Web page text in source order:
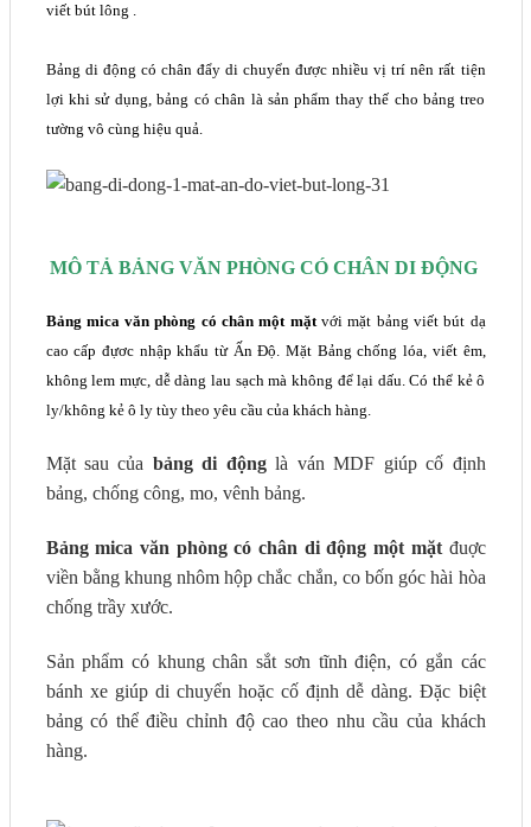
viết bút lông .
Bảng di động có chân đẩy di chuyển được nhiều vị trí nên rất tiện
lợi khi sử dụng, bảng có chân là sản phẩm thay thế cho bảng treo
tường vô cùng hiệu quả.
MÔ TẢ BẢNG VĂN PHÒNG CÓ CHÂN DI ĐỘNG
Bảng micavăn phòng có chân một mặtvới mặt bảng viết bút dạ
cao cấp đựơc nhập khẩu từ Ấn Độ. Mặt Bảng chống lóa, viết êm,
không lem mực, dễ dàng lau sạch mà không để lại dấu. Có thể kẻ ô
ly/không kẻ ô ly tùy theo yêu cầu của khách hàng.
Mặt sau của bảng di độnglà ván MDF giúp cố định
bảng, chống công, mo, vênh bảng.
Bảng mica văn phòng có chân di động một mặt đuợc
viền bằng khung nhôm hộp chắc chắn, co bốn góc hài hòa
chống trầy xước.
Sản phẩm có khung chân sắt sơn tĩnh điện, có gắn các
bánh xe giúp di chuyển hoặc cố định dễ dàng. Đặc biệt
bảng có thể điều chỉnh độ cao theo nhu cầu của khách
hàng.